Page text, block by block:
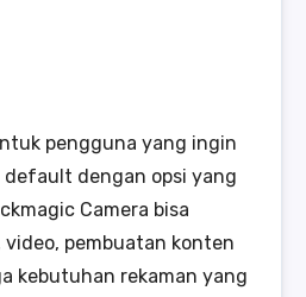
pengguna yang ingin
dengan opsi yang
Camera bisa
pembuatan konten
kebutuhan rekaman yang